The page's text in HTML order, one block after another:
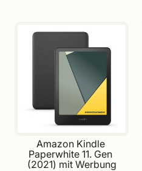
Amazon Kindle
Paperwhite 11. Gen
(2021) mit Werbung